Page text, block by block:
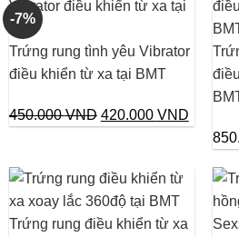
750.000 VND.
-7%
Trứng rung tình yêu Vibrator
điều khiển từ xa tại BMT
450.000VND Giá
450.000 VND.
420.000 VNDGiá
hiện
Trứng rung điều khiển từ xa